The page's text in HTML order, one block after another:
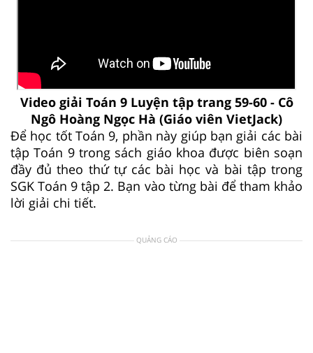
Video giải Toán 9 Luyện tập trang 59-60 - Cô
Ngô Hoàng Ngọc Hà (Giáo viên VietJack)
Để học tốt Toán 9, phần này giúp bạn giải các bài
tập Toán 9 trong sách giáo khoa được biên soạn
đầy đủ theo thứ tự các bài học và bài tập trong
SGK Toán 9 tập 2. Bạn vào từng bài để tham khảo
lời giải chi tiết.
QUẢNG CÁO